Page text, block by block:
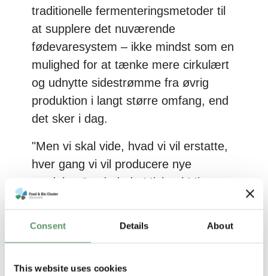
Consent Details About
This website uses cookies
traditionelle fermenteringsmetoder til
at supplere det nuværende
fødevaresystem – ikke mindst som en
mulighed for at tænke mere cirkulært
og udnytte sidestrømme fra øvrig
produktion i langt større omfang, end
det sker i dag.
"Men vi skal vide, hvad vi vil erstatte,
hver gang vi vil producere nye
produkter”, mindede Michael Minter,
tænketankens programchef for
sidestrømmens effekt i modsætning til